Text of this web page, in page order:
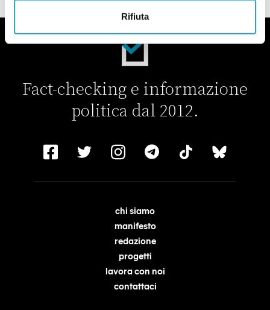
Rifiuta
Fact-checking e informazione
politica dal 2012.
chi siamo
manifesto
redazione
progetti
lavora con noi
contattaci